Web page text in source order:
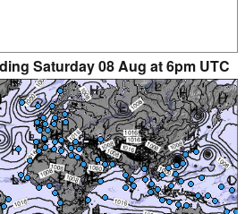
Saturday 08 Aug at 6pm UTC